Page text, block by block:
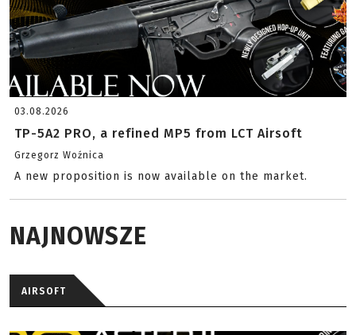
03.08.2026
TP-5A2 PRO, a refined MP5 from LCT Airsoft
Grzegorz Woźnica
A new proposition is now available on the market.
NAJNOWSZE
AIRSOFT